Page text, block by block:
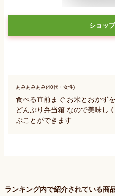
ショッ
あみあみあみ(40代・女性)
食べる直前まで お米とおかず
どんぶり弁当箱 なので美味し
ぶことができます
ランキング内で紹介されている商